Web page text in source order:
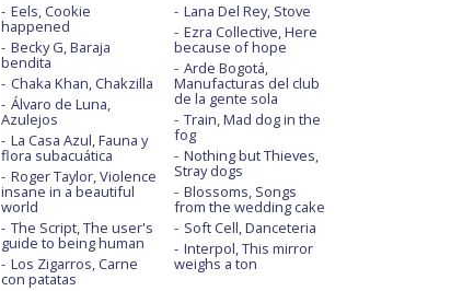
Eels, Cookie
happened
Becky G, Baraja
bendita
Chaka Khan, Chakzilla
Álvaro de Luna,
Azulejos
La Casa Azul, Fauna y
flora subacuática
Roger Taylor, Violence
insane in a beautiful
world
The Script, The user's
guide to being human
Los Zigarros, Carne
con patatas
Lana Del Rey, Stove
Ezra Collective, Here
because of hope
Arde Bogotá,
Manufacturas del club
de la gente sola
Train, Mad dog in the
fog
Nothing but Thieves,
Stray dogs
Blossoms, Songs
from the wedding cake
Soft Cell, Danceteria
Interpol, This mirror
weighs a ton